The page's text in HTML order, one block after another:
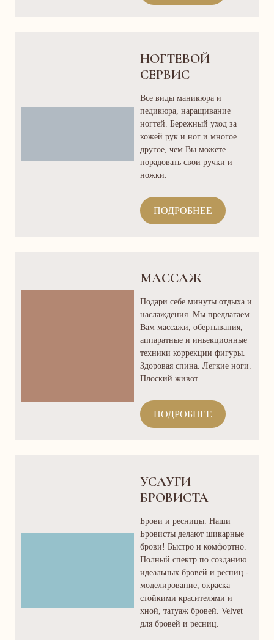
НОГТЕВОЙ
СЕРВИС
Все виды маникюра и
педикюра, наращивание
ногтей. Бережный уход за
кожей рук и ног и многое
другое, чем Вы можете
порадовать свои ручки и
ножки.
ПОДРОБНЕЕ
МАССАЖ
Подари себе минуты отдыха и
наслаждения. Мы предлагаем
Вам массажи, обертывания,
аппаратные и иньекционные
техники коррекции фигуры.
Здоровая спина. Легкие ноги.
Плоский живот.
ПОДРОБНЕЕ
УСЛУГИ
БРОВИСТА
Брови и ресницы. Наши
Бровисты делают шикарные
брови! Быстро и комфортно.
Полный спектр по созданию
идеальных бровей и ресниц -
моделирование, окраска
стойкими красителями и
хной, татуаж бровей. Velvet
для бровей и ресниц.